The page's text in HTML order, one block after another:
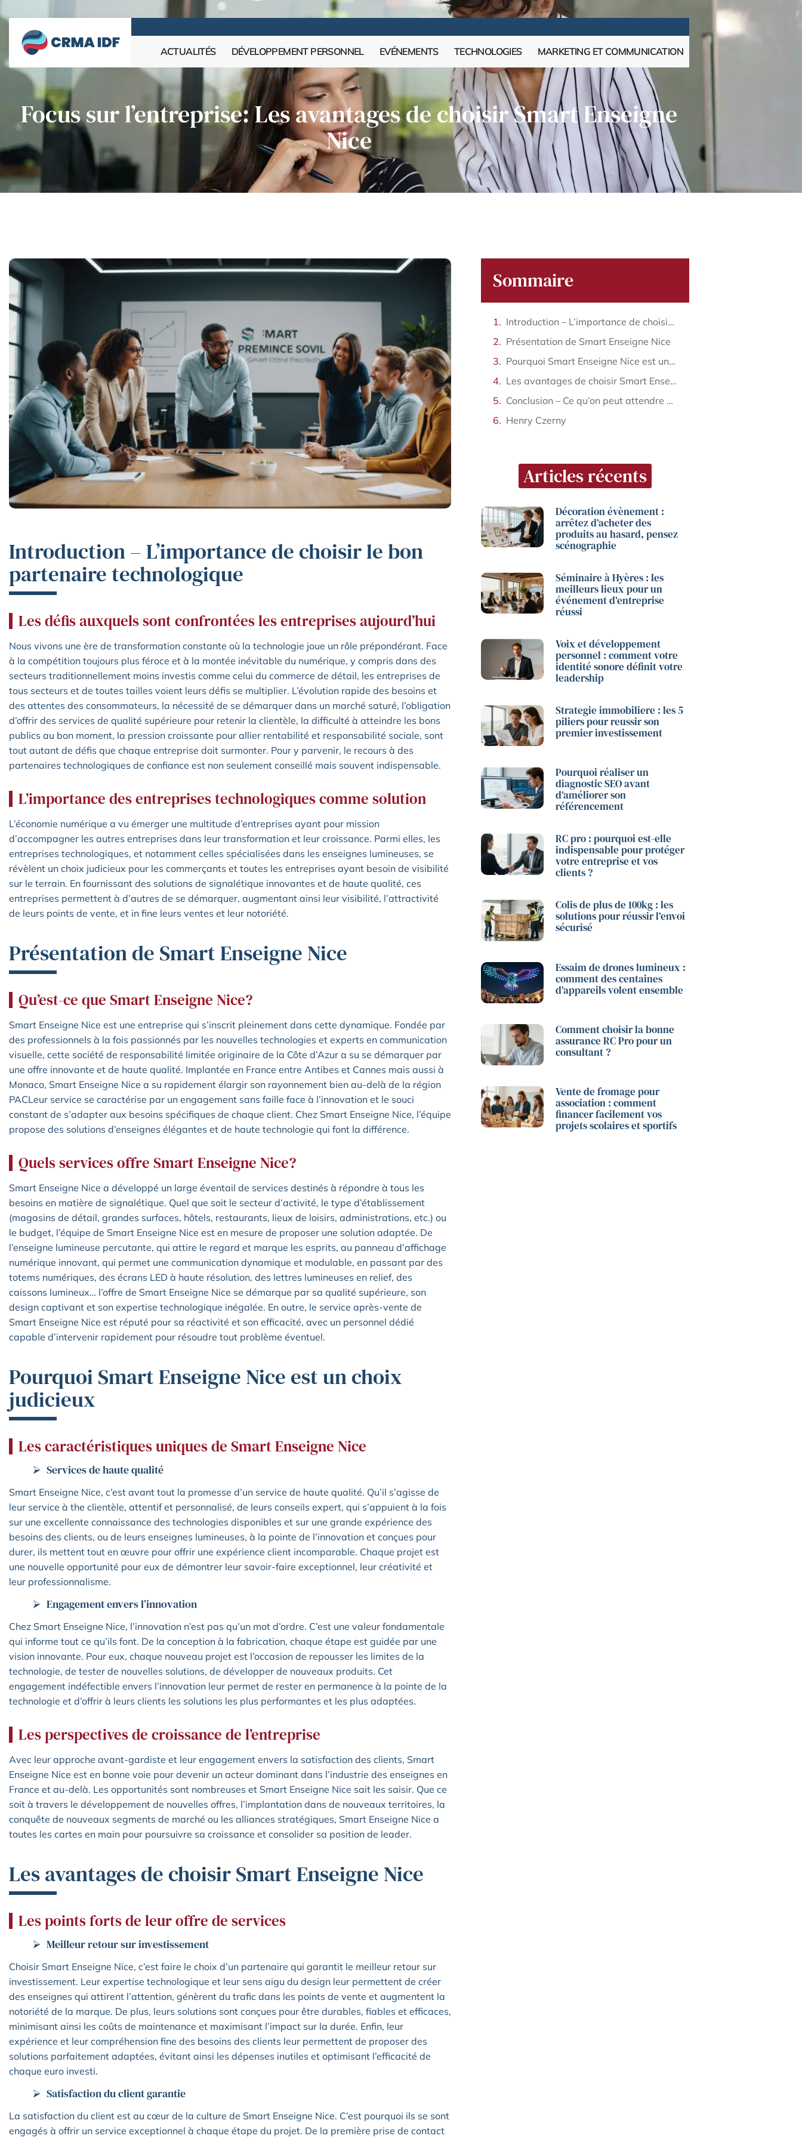
ACTUALITÉS DÉVELOPPEMENT PERSONNEL EVÉNEMENTS TECHNOLOGIES MARKETING ET COMMUNICATION
Focus sur l’entreprise: Les avantages de choisir Smart Enseigne
Nice
Introduction – L’importance de choisir le bon
partenaire technologique
Les défis auxquels sont confrontées les entreprises aujourd’hui
Nous vivons une ère de transformation constante où la technologie joue un rôle prépondérant. Face
à la compétition toujours plus féroce et à la montée inévitable du numérique, y compris dans des
secteurs traditionnellement moins investis comme celui du commerce de détail, les entreprises de
tous secteurs et de toutes tailles voient leurs défis se multiplier. L’évolution rapide des besoins et
des attentes des consommateurs, la nécessité de se démarquer dans un marché saturé, l’obligation
d’offrir des services de qualité supérieure pour retenir la clientèle, la difficulté à atteindre les bons
publics au bon moment, la pression croissante pour allier rentabilité et responsabilité sociale, sont
tout autant de défis que chaque entreprise doit surmonter. Pour y parvenir, le recours à des
partenaires technologiques de confiance est non seulement conseillé mais souvent indispensable.
L’importance des entreprises technologiques comme solution
L’économie numérique a vu émerger une multitude d’entreprises ayant pour mission
d’accompagner les autres entreprises dans leur transformation et leur croissance. Parmi elles, les
entreprises technologiques, et notamment celles spécialisées dans les enseignes lumineuses, se
révèlent un choix judicieux pour les commerçants et toutes les entreprises ayant besoin de visibilité
sur le terrain. En fournissant des solutions de signalétique innovantes et de haute qualité, ces
entreprises permettent à d’autres de se démarquer, augmentant ainsi leur visibilité, l’attractivité
de leurs points de vente, et in fine leurs ventes et leur notoriété.
Présentation de Smart Enseigne Nice
Qu’est-ce que Smart Enseigne Nice?
Smart Enseigne Nice est une entreprise qui s’inscrit pleinement dans cette dynamique. Fondée par
des professionnels à la fois passionnés par les nouvelles technologies et experts en communication
visuelle, cette société de responsabilité limitée originaire de la Côte d’Azur a su se démarquer par
une offre innovante et de haute qualité. Implantée en France entre Antibes et Cannes mais aussi à
Monaco, Smart Enseigne Nice a su rapidement élargir son rayonnement bien au-delà de la région
PACLeur service se caractérise par un engagement sans faille face à l’innovation et le souci
constant de s’adapter aux besoins spécifiques de chaque client. Chez Smart Enseigne Nice, l’équipe
propose des solutions d’enseignes élégantes et de haute technologie qui font la différence.
Quels services offre Smart Enseigne Nice?
Smart Enseigne Nice a développé un large éventail de services destinés à répondre à tous les
besoins en matière de signalétique. Quel que soit le secteur d’activité, le type d’établissement
(magasins de détail, grandes surfaces, hôtels, restaurants, lieux de loisirs, administrations, etc.) ou
le budget, l’équipe de Smart Enseigne Nice est en mesure de proposer une solution adaptée. De
l’enseigne lumineuse percutante, qui attire le regard et marque les esprits, au panneau d’affichage
numérique innovant, qui permet une communication dynamique et modulable, en passant par des
totems numériques, des écrans LED à haute résolution, des lettres lumineuses en relief, des
caissons lumineux… l’offre de Smart Enseigne Nice se démarque par sa qualité supérieure, son
design captivant et son expertise technologique inégalée. En outre, le service après-vente de
Smart Enseigne Nice est réputé pour sa réactivité et son efficacité, avec un personnel dédié
capable d’intervenir rapidement pour résoudre tout problème éventuel.
Pourquoi Smart Enseigne Nice est un choix
judicieux
Les caractéristiques uniques de Smart Enseigne Nice
Services de haute qualité
Smart Enseigne Nice, c’est avant tout la promesse d’un service de haute qualité. Qu’il s’agisse de
leur service à the clientèle, attentif et personnalisé, de leurs conseils expert, qui s’appuient à la fois
sur une excellente connaissance des technologies disponibles et sur une grande expérience des
besoins des clients, ou de leurs enseignes lumineuses, à la pointe de l’innovation et conçues pour
durer, ils mettent tout en œuvre pour offrir une expérience client incomparable. Chaque projet est
une nouvelle opportunité pour eux de démontrer leur savoir-faire exceptionnel, leur créativité et
leur professionnalisme.
Engagement envers l’innovation
Chez Smart Enseigne Nice, l’innovation n’est pas qu’un mot d’ordre. C’est une valeur fondamentale
qui informe tout ce qu’ils font. De la conception à la fabrication, chaque étape est guidée par une
vision innovante. Pour eux, chaque nouveau projet est l’occasion de repousser les limites de la
technologie, de tester de nouvelles solutions, de développer de nouveaux produits. Cet
engagement indéfectible envers l’innovation leur permet de rester en permanence à la pointe de la
technologie et d’offrir à leurs clients les solutions les plus performantes et les plus adaptées.
Les perspectives de croissance de l’entreprise
Avec leur approche avant-gardiste et leur engagement envers la satisfaction des clients, Smart
Enseigne Nice est en bonne voie pour devenir un acteur dominant dans l’industrie des enseignes en
France et au-delà. Les opportunités sont nombreuses et Smart Enseigne Nice sait les saisir. Que ce
soit à travers le développement de nouvelles offres, l’implantation dans de nouveaux territoires, la
conquête de nouveaux segments de marché ou les alliances stratégiques, Smart Enseigne Nice a
toutes les cartes en main pour poursuivre sa croissance et consolider sa position de leader.
Les avantages de choisir Smart Enseigne Nice
Les points forts de leur offre de services
Meilleur retour sur investissement
Choisir Smart Enseigne Nice, c’est faire le choix d’un partenaire qui garantit le meilleur retour sur
investissement. Leur expertise technologique et leur sens aigu du design leur permettent de créer
des enseignes qui attirent l’attention, génèrent du trafic dans les points de vente et augmentent la
notoriété de la marque. De plus, leurs solutions sont conçues pour être durables, fiables et efficaces,
minimisant ainsi les coûts de maintenance et maximisant l’impact sur la durée. Enfin, leur
expérience et leur compréhension fine des besoins des clients leur permettent de proposer des
solutions parfaitement adaptées, évitant ainsi les dépenses inutiles et optimisant l’efficacité de
chaque euro investi.
Satisfaction du client garantie
La satisfaction du client est au cœur de la culture de Smart Enseigne Nice. C’est pourquoi ils se sont
engagés à offrir un service exceptionnel à chaque étape du projet. De la première prise de contact
Sommaire
Introduction – L’importance de choisir le bon partenaire technologique
Présentation de Smart Enseigne Nice
Pourquoi Smart Enseigne Nice est un choix judicieux
Les avantages de choisir Smart Enseigne Nice
Conclusion – Ce qu’on peut attendre en choisissant Smart Enseigne Nice
Henry Czerny
Articles récents
Décoration évènement :
arrêtez d’acheter des
produits au hasard, pensez
scénographie
Séminaire à Hyères : les
meilleurs lieux pour un
événement d’entreprise
réussi
Voix et développement
personnel : comment votre
identité sonore définit votre
leadership
Strategie immobiliere : les 5
piliers pour reussir son
premier investissement
Pourquoi réaliser un
diagnostic SEO avant
d’améliorer son
référencement
RC pro : pourquoi est-elle
indispensable pour protéger
votre entreprise et vos
clients ?
Colis de plus de 100kg : les
solutions pour réussir l’envoi
sécurisé
Essaim de drones lumineux :
comment des centaines
d’appareils volent ensemble
Comment choisir la bonne
assurance RC Pro pour un
consultant ?
Vente de fromage pour
association : comment
financer facilement vos
projets scolaires et sportifs